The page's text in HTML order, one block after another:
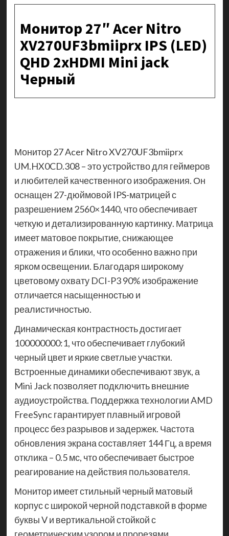
Монитор 27″ Acer Nitro
XV270UF3bmiiprx IPS (LED)
QHD 2xHDMI Mini jack
Черный
Монитор 27 Acer Nitro XV270UF3bmiiprx
UM.HX0CD.308 – это устройство для геймеров
и любителей качественного изображения. Он
оснащен 27-дюймовой IPS-матрицей с
разрешением 2560×1440, что обеспечивает
четкую и детализированную картинку. Матрица
имеет матовое покрытие, снижающее
отражения и блики, что особенно важно при
ярком освещении. Благодаря широкому
цветовому охвату DCI-P3 90% изображение
отличается насыщенностью и
реалистичностью.
Динамическая контрастность достигает
100000000:1, что обеспечивает глубокий
черный цвет и яркие светлые участки.
Встроенные динамики обеспечивают звук, а
Mini Jack позволяет подключить внешние
аудиоустройства. Поддержка технологии AMD
FreeSync гарантирует плавный игровой
процесс без разрывов и задержек. Частота
обновления экрана составляет 144 Гц, а время
отклика – 0.5 мс, что обеспечивает быстрое
реагирование на действия пользователя.
Монитор имеет стильный черный матовый
корпус с широкой черной подставкой в форме
буквы V и вертикальной стойкой с